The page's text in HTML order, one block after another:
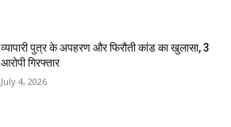
व्यापारी पुत्र के अपहरण और फिरौती कांड का खुलासा, 3
आरोपी गिरफ्तार
July 4, 2026